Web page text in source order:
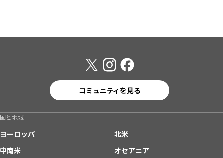
コミュニティを見る
国と地域
ヨーロッパ
北米
中南米
オセアニア